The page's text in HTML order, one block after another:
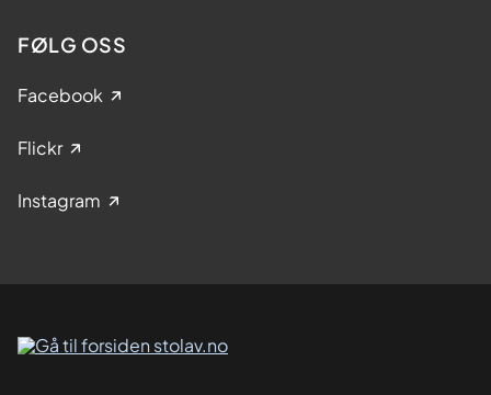
FØLG OSS
Facebook
Flickr
Instagram